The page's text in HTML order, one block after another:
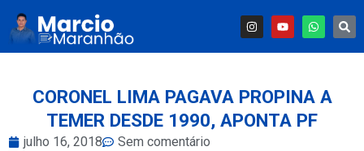
CORONEL LIMA PAGAVA PROPINA A
TEMER DESDE 1990, APONTA PF
julho 16, 2018 Sem comentário